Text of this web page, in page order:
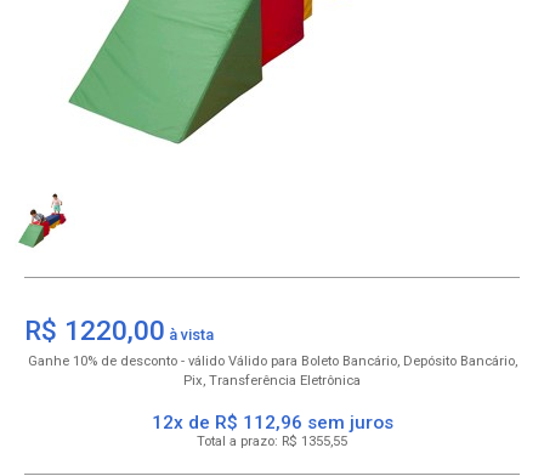
R$ 1355,55
12x de R$ 112,96
10% de desconto
para Boleto Bancário, Depósito Bancário,
Pix, Transferência Eletrônica
R$ 1220,00